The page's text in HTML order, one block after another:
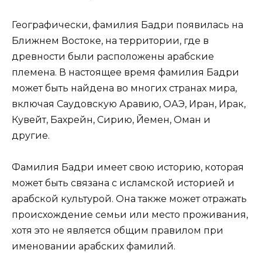
Географически, фамилия Бадри появилась на
Ближнем Востоке, на территории, где в
древности были расположены арабские
племена. В настоящее время фамилия Бадри
может быть найдена во многих странах мира,
включая Саудовскую Аравию, ОАЭ, Иран, Ирак,
Кувейт, Бахрейн, Сирию, Йемен, Оман и
другие.
Фамилия Бадри имеет свою историю, которая
может быть связана с исламской историей и
арабской культурой. Она также может отражать
происхождение семьи или место проживания,
хотя это не является общим правилом при
именовании арабских фамилий.